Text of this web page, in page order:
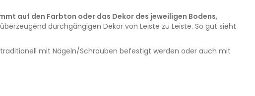
auf den Farbton oder das Dekor des jeweiligen Bodens,
durchgängigen Dekor von Leiste zu Leiste. So gut sieht
traditionell mit Nägeln/Schrauben befestigt werden oder auch mit